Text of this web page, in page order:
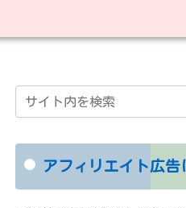
アフィリエイト広告